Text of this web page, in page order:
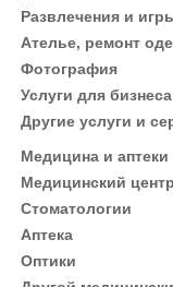
Развлечения и
Ателье, ремонт
Фотография
Услуги для бизнеса
Другие услуги и
Медицина и аптеки
Медицинский центр
Стоматологии
Аптека
Оптики